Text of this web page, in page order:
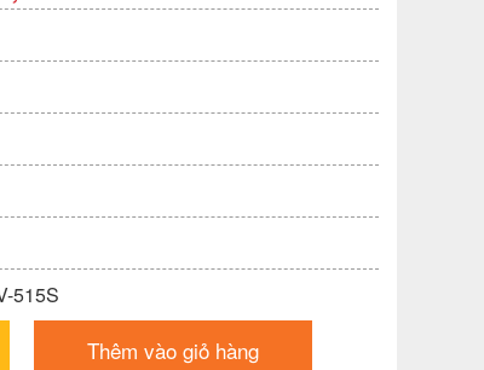
515S
Thêm vào giỏ hàng